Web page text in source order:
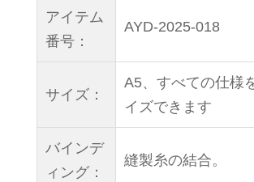
アイテム
番号：
AYD-2025-018
サイズ：
A5、すべての仕様
イズできます
バインデ
ィング：
縫製糸の結合。